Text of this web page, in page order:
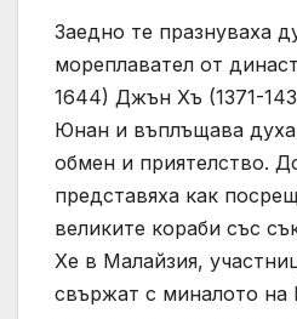
Заедно те празнуваха
мореплавател от
1644) Джън Хъ (1371-
Юнан и въплъщава духа
обмен и приятелство.
представяха как
великите кораби със
Хе в Малайзия,
свържат с миналото на